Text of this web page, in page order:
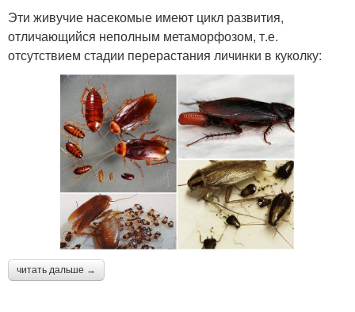
Эти живучие насекомые имеют цикл развития,
отличающийся неполным метаморфозом, т.е.
отсутствием стадии перерастания личинки в куколку:
читать дальше →